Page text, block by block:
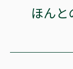
ほん